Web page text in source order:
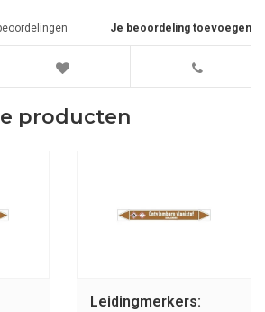
Je beoordeling toevoegen
producten
Leidingmerkers: